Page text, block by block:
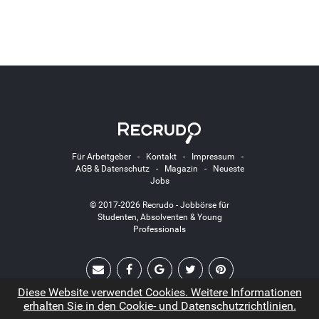
Für Arbeitgeber- Kontakt- Impressum -
AGB & Datenschutz- Magazin -
Neueste
Jobs
© 2017-2026 Recrudo - Jobbörse für
Studenten, Absolventen & Young
Professionals
Diese Website verwendet Cookies. Weitere Informationen
erhalten Sie in den Cookie- und Datenschutzrichtlinien.